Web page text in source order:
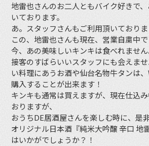
地雷也さんのお二人ともバイク好きで
いております。
あ。スタッフさんもご利用頂いておりま
この、地雷也さんも現在、営業自粛中で
今、あの美味しいキンキは食べれません
接客のすばらいいスタッフにも会えま
い料理にあうお酒や仙台名物牛タンは
購入することが出来ます！
キンキも通常は買えますが、現在仕込
おりますが、
おうちDE居酒屋さんを楽しむ時に、是
オリジナル日本酒『純米大吟醸 辛口 地
はいかがでしょうか？！